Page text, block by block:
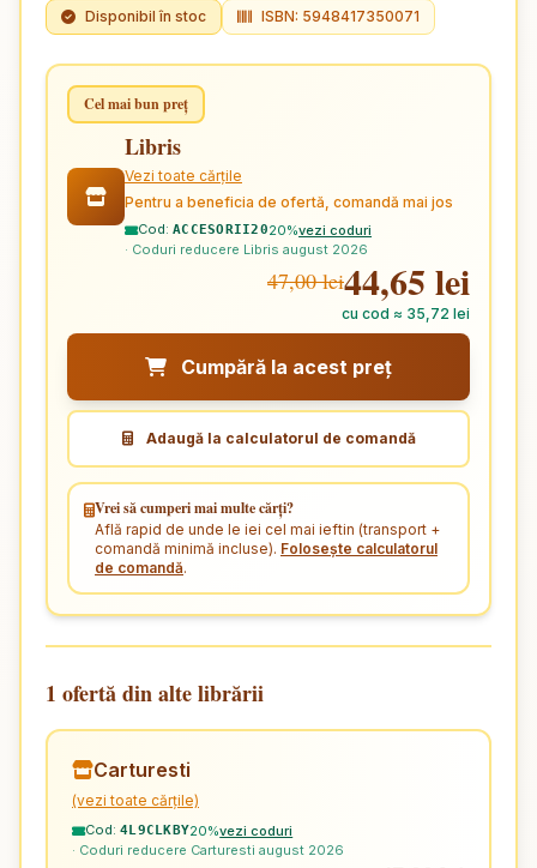
Disponibil în stoc ISBN: 5948417350071
Cel mai bun preț
Libris
Vezi toate cărțile
Pentru a beneficia de ofertă, comandă mai jos
Cod: ACCESORII2020%vezi coduri
· Coduri reducere Libris august 2026
47,00 lei44,65 lei
cu cod ≈ 35,72 lei
Cumpără la acest preț
Adaugă la calculatorul de comandă
Vrei să cumperi mai multe cărți?
Află rapid de unde le iei cel mai ieftin (transport +
comandă minimă incluse). Folosește calculatorul
de comandă.
1 ofertă din alte librării
Carturesti
(vezi toate cărțile)
Cod: 4L9CLKBY20%vezi coduri
· Coduri reducere Carturesti august 2026